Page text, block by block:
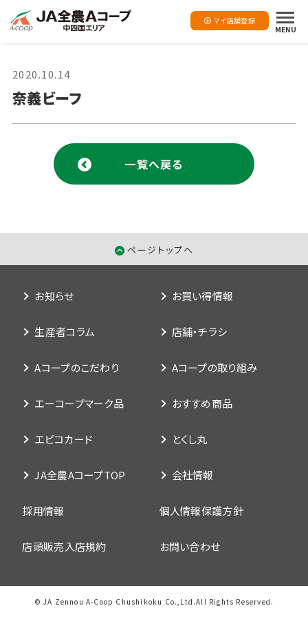
マイ店舗登録
MENU
2020.10.14
奈義ビーフ
一覧へ戻る
ページトップへ
お知らせ お買い得情報
生産者コラム 店舗・チラシ
Aコープのこだわり Aコープの取り組み
エーコープマーク品 おすすめ商品
エピコカード とくし丸
JA全農AコープTOP 会社情報
採用情報 個人情報保護方針
店頭販売入店規約 お問い合わせ
© JA Zennou A-Coop Chushikoku Co.,Ltd.All Rights Reserved.